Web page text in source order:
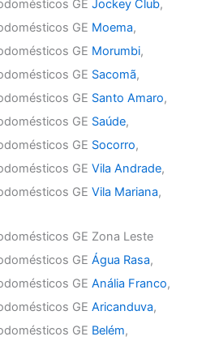
GEJockey Club,
GE Moema,
GE Morumbi,
GE Sacomã,
GE Santo Amaro,
GE Saúde,
GE Socorro,
GEVila Andrade,
GEVila Mariana,
GE Zona Leste
GEÁgua Rasa,
GEAnália Franco,
GEAricanduva,
GE Belém,